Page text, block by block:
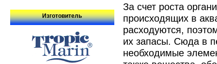
Изготовитель
За счет роста
происходящих в
расходуются,
их запасы. Сюда в
необходимые